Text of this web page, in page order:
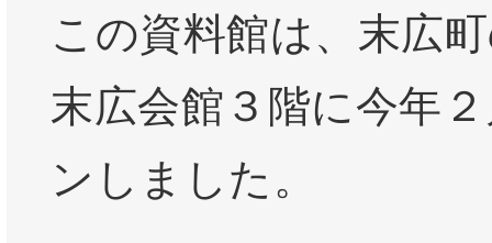
この資料館は、末広
末広会館３階に今年
ンしました。